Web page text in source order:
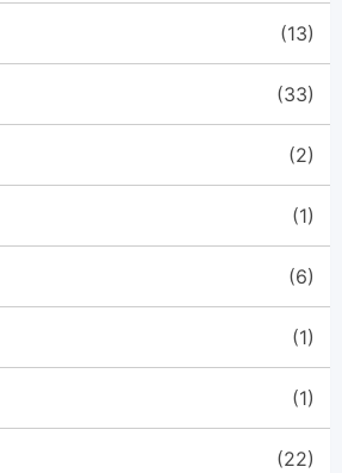
(13)
(33)
(2)
(1)
(6)
(1)
(1)
(22)